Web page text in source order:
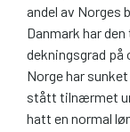
andel av Norges
Danmark har
dekningsgrad på
Norge har
stått tilnærmet
hatt en normal